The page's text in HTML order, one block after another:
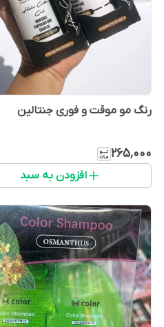
رنگ مو موقت و فوری جنتالین
۲۶۵٬۰۰۰
افزودن به سبد